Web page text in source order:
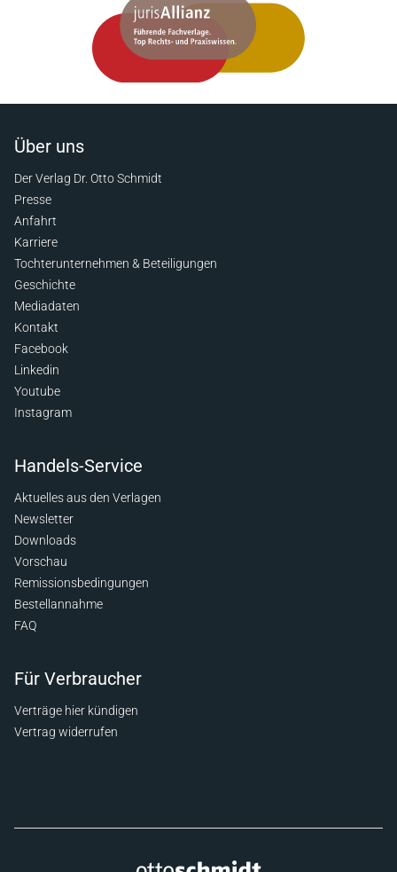
Über uns
Der Verlag Dr. Otto Schmidt
Presse
Anfahrt
Karriere
Tochterunternehmen & Beteiligungen
Geschichte
Mediadaten
Kontakt
Facebook
Linkedin
Youtube
Instagram
Handels-Service
Aktuelles aus den Verlagen
Newsletter
Downloads
Vorschau
Remissionsbedingungen
Bestellannahme
FAQ
Für Verbraucher
Verträge hier kündigen
Vertrag widerrufen